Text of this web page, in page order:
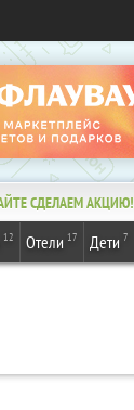
СДЕЛАЕМ АКЦИЮ!
12 Отели 17 Дети 7